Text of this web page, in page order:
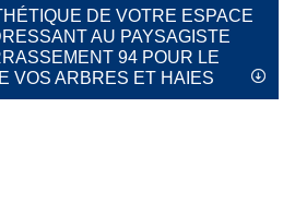
DE VOTRE ESPACE
AU PAYSAGISTE
94 POUR LE
VOS ARBRES ET HAIES